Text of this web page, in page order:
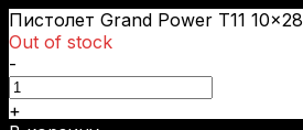
Пистолет Grand Power T11 10×28
Out of stock
-
+